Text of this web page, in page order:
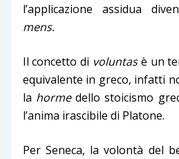
l’applicazione assidua
mens.
Il concetto di voluntas è un
equivalente in greco, infatti
la hormedello stoicismo
l’anima irascibile di Platone.
Per Seneca, la volontà del